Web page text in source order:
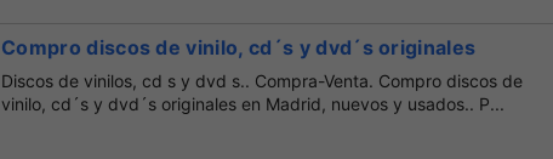
Compro discos de vinilo, cd´s y dvd´s originales
Discos de vinilos, cd s y dvd s.. Compra-Venta. Compro discos de
vinilo, cd´s y dvd´s originales en Madrid, nuevos y usados.. P...